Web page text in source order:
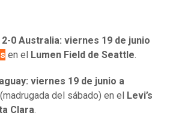
0 Australia: viernes 19 de junio
en el Lumen Field de Seattle.
viernes 19 de junio a
(madrugada del sábado) en el
Levi’s
Clara.